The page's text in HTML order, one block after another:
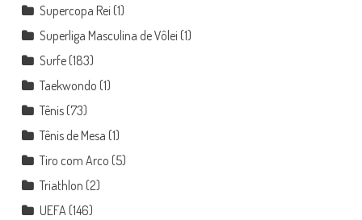
Supercopa Rei (1)
Superliga Masculina de Vôlei (1)
Surfe(183)
Taekwondo (1)
Tênis(73)
Tênis de Mesa (1)
Tiro com Arco (5)
Triathlon (2)
UEFA(146)